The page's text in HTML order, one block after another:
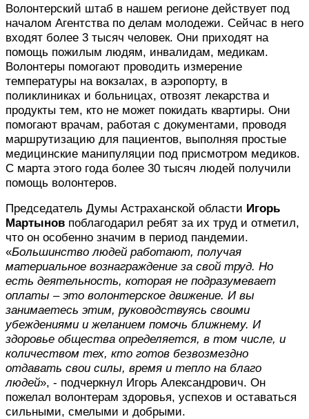
Волонтерский штаб в нашем регионе действует под
началом Агентства по делам молодежи. Сейчас в него
входят более 3 тысяч человек. Они приходят на
помощь пожилым людям, инвалидам, медикам.
Волонтеры помогают проводить измерение
температуры на вокзалах, в аэропорту, в
поликлиниках и больницах, отвозят лекарства и
продукты тем, кто не может покидать квартиры. Они
помогают врачам, работая с документами, проводя
маршрутизацию для пациентов, выполняя простые
медицинские манипуляции под присмотром медиков.
С марта этого года более 30 тысяч людей получили
помощь волонтеров.
Председатель Думы Астраханской области Игорь
Мартынов поблагодарил ребят за их труд и отметил,
что он особенно значим в период пандемии.
«Большинство людей работают, получая
материальное вознаграждение за свой труд. Но
есть деятельность, которая не подразумевает
оплаты – это волонтерское движение. И вы
занимаетесь этим, руководствуясь своими
убеждениями и желанием помочь ближнему. И
здоровье общества определяется, в том числе, и
количеством тех, кто готов безвозмездно
отдавать свои силы, время и тепло на благо
людей», - подчеркнул Игорь Александрович. Он
пожелал волонтерам здоровья, успехов и оставаться
сильными, смелыми и добрыми.